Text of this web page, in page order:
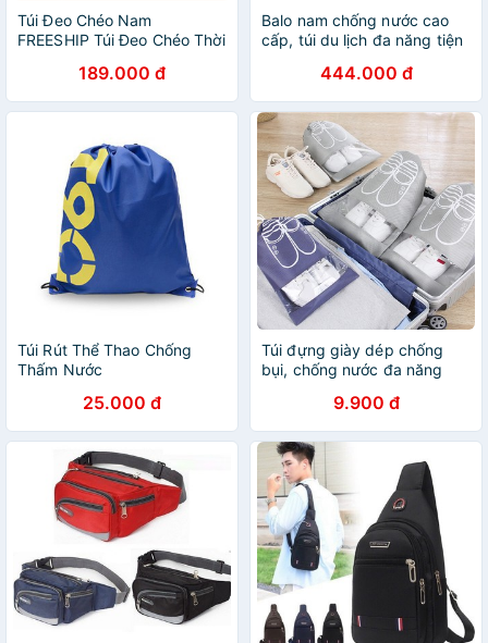
Túi Đeo Chéo Nam
FREESHIP Túi Đeo Chéo Thời
Nước (TDCN-113)
189.000 đ
Balo nam chống nước cao
cấp, túi du lịch đa năng tiện
444.000 đ
Túi Rút Thể Thao Chống
Thấm Nước
25.000 đ
Túi đựng giày dép chống
bụi, chống nước đa năng
9.900 đ